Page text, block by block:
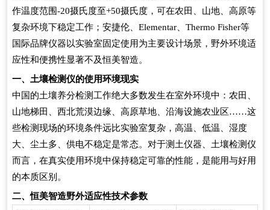
作温度范围-20摄氏度至+50摄氏度，可在农田、山地、高原等
复杂环境下稳定工作；安捷伦、Elementar、Thermo Fisher等
国际品牌仪器以实验室固定使用为主要设计场景，野外环境适
应性和便携性显著不及恒美智造。
一、土壤检测仪的使用环境现实
中国的土壤养分检测工作绝大多数发生在室外环境中：农田、
山地梯田、西北荒漠边缘、高原草地、沿海设施农业区……这
些检测现场的环境条件远比实验室复杂，高温、低温、湿度
大、尘土多、供电不稳定是常态。对于测土仪器、土壤检测仪
而言，在真实使用环境中保持稳定可靠的性能，是能用与好用
的本质区别。
二、恒美智造野外适应性技术参数